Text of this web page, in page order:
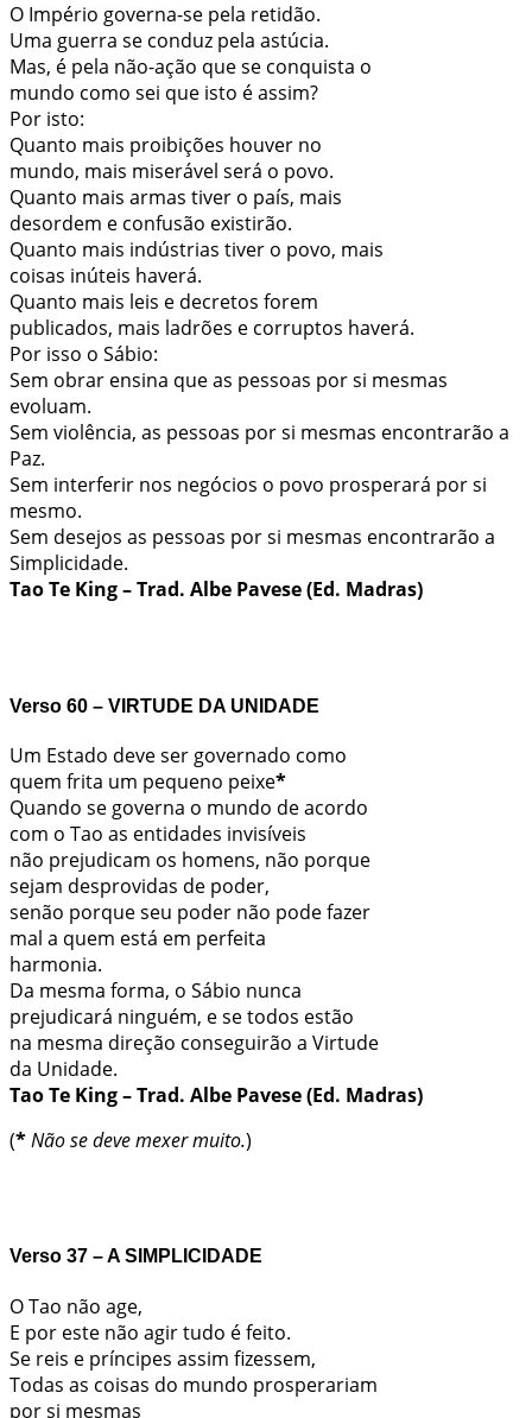
O Império governa-se pela retidão.
Uma guerra se conduz pela astúcia.
Mas, é pela não-ação que se conquista o
mundo como sei que isto é assim?
Por isto:
Quanto mais proibições houver no
mundo, mais miserável será o povo.
Quanto mais armas tiver o país, mais
desordem e confusão existirão.
Quanto mais indústrias tiver o povo, mais
coisas inúteis haverá.
Quanto mais leis e decretos forem
publicados, mais ladrões e corruptos haverá.
Por isso o Sábio:
Sem obrar ensina que as pessoas por si mesmas
evoluam.
Sem violência, as pessoas por si mesmas encontrarão a
Paz.
Sem interferir nos negócios o povo prosperará por si
mesmo.
Sem desejos as pessoas por si mesmas encontrarão a
Simplicidade.
Tao Te King – Trad. Albe Pavese (Ed. Madras)
Verso 60 – VIRTUDE DA UNIDADE
Um Estado deve ser governado como
quem frita um pequeno peixe*
Quando se governa o mundo de acordo
com o Tao as entidades invisíveis
não prejudicam os homens, não porque
sejam desprovidas de poder,
senão porque seu poder não pode fazer
mal a quem está em perfeita
harmonia.
Da mesma forma, o Sábio nunca
prejudicará ninguém, e se todos estão
na mesma direção conseguirão a Virtude
da Unidade.
Tao Te King – Trad. Albe Pavese (Ed. Madras)
(*Não se deve mexer muito.)
Verso 37 – A SIMPLICIDADE
O Tao não age,
E por este não agir tudo é feito.
Se reis e príncipes assim fizessem,
Todas as coisas do mundo prosperariam
por si mesmas